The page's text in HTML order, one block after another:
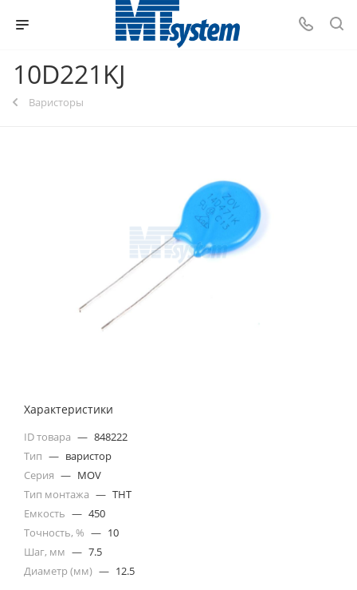
10D221KJ
Варисторы
Характеристики
ID товара — 848222
Тип — варистор
Серия — MOV
Тип монтажа — THT
Емкость — 450
Точность, % — 10
Шаг, мм — 7.5
Диаметр (мм) — 12.5